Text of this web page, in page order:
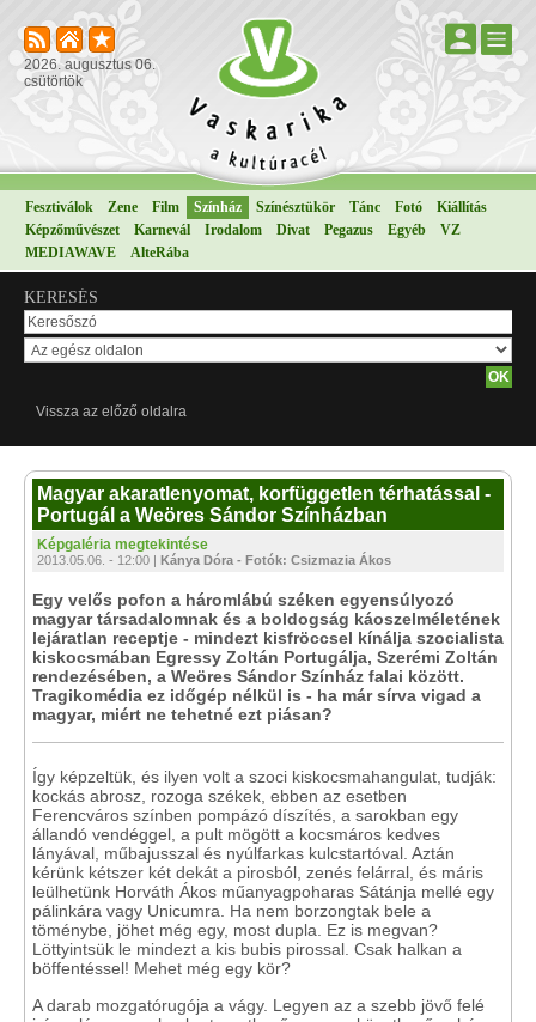
2026. augusztus 06.
csütörtök
Fesztiválok Zene Film Színház Színésztükör Tánc Fotó
Kiállítás
Képzőművészet
Karnevál Irodalom Divat Pegazus Egyéb
VZ
MEDIAWAVE
AlteRába
KERESÉS
Vissza az előző oldalra
Magyar akaratlenyomat, korfüggetlen térhatással -
Portugál a Weöres Sándor Színházban
Képgaléria megtekintése
2013.05.06. - 12:00 | Kánya Dóra - Fotók: Csizmazia Ákos
Egy velős pofon a háromlábú széken egyensúlyozó
magyar társadalomnak és a boldogság káoszelméletének
lejáratlan receptje - mindezt kisfröccsel kínálja szocialista
kiskocsmában Egressy Zoltán Portugálja, Szerémi Zoltán
rendezésében, a Weöres Sándor Színház falai között.
Tragikomédia ez időgép nélkül is - ha már sírva vigad a
magyar, miért ne tehetné ezt piásan?
Így képzeltük, és ilyen volt a szoci kiskocsmahangulat, tudják:
kockás abrosz, rozoga székek, ebben az esetben
Ferencváros színben pompázó díszítés, a sarokban egy
állandó vendéggel, a pult mögött a kocsmáros kedves
lányával, műbajusszal és nyúlfarkas kulcstartóval. Aztán
kérünk kétszer két dekát a pirosból, zenés felárral, és máris
leülhetünk Horváth Ákos műanyagpoharas Sátánja mellé egy
pálinkára vagy Unicumra. Ha nem borzongtak bele a
töménybe, jöhet még egy, most dupla. Ez is megvan?
Löttyintsük le mindezt a kis bubis pirossal. Csak halkan a
böffentéssel! Mehet még egy kör?
A darab mozgatórugója a vágy. Legyen az a szebb jövő felé